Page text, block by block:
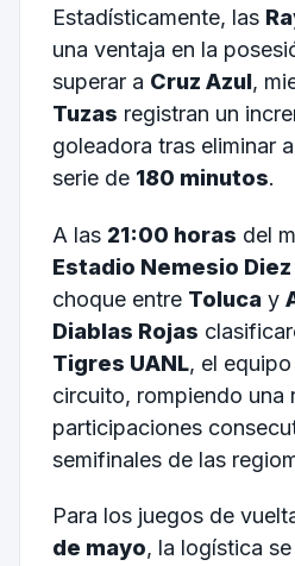
Estadísticamente, las
una ventaja en la
superar a Cruz Azul,
Tuzas registran un
goleadora tras eliminar a
serie de 180 minutos.
A las 21:00 horas del
Estadio Nemesio Diez
choque entre Tolucay
Diablas Rojas
Tigres UANL, el
circuito, rompiendo una
participaciones
semifinales de las
Para los juegos de
de mayo, la logística